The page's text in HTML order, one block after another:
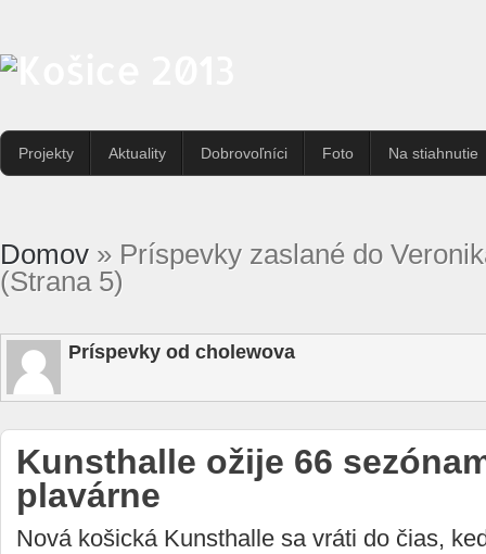
Projekty Aktuality Dobrovoľníci Foto Na stiahnutie
Domov » Príspevky zaslané do
(Strana 5)
Príspevky od cholewova
Kunsthalle ožije 66
plavárne
Nová košická Kunsthalle sa vráti do čias,